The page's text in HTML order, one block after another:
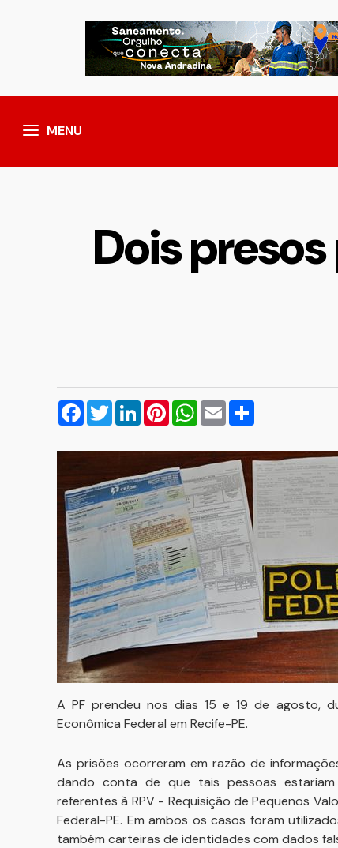
MENU
Dois
Facebook
TwitterLinkedInPinterestWhatsApp
Email
A PF prendeu nos dias 15 e 19 de agosto,
Econômica Federal em Recife-PE.
As prisões ocorreram em razão de
dando conta de que tais pessoas estariam
referentes à RPV - Requisição de Pequenos
Federal-PE. Em ambos os casos foram
também carteiras de identidades com dados